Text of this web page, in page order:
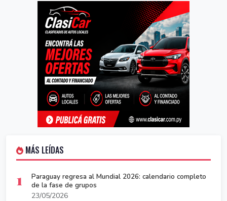
MÁS LEÍDAS
1
Paraguay regresa al Mundial 2026: calendario completo
de la fase de grupos
23/05/2026